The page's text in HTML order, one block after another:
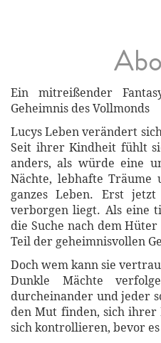
Ein mitreißender
Geheimnis des Vollmonds
Lucys Leben verändert
Seit ihrer Kindheit fühlt
anders, als würde eine
Nächte, lebhafte Träume
ganzes Leben. Erst
verborgen liegt. Als eine
die Suche nach dem
Teil der geheimnisvollen
Doch wem kann sie
Dunkle Mächte
durcheinander und jeder
den Mut finden, sich ihrer
sich kontrollieren, bevor es